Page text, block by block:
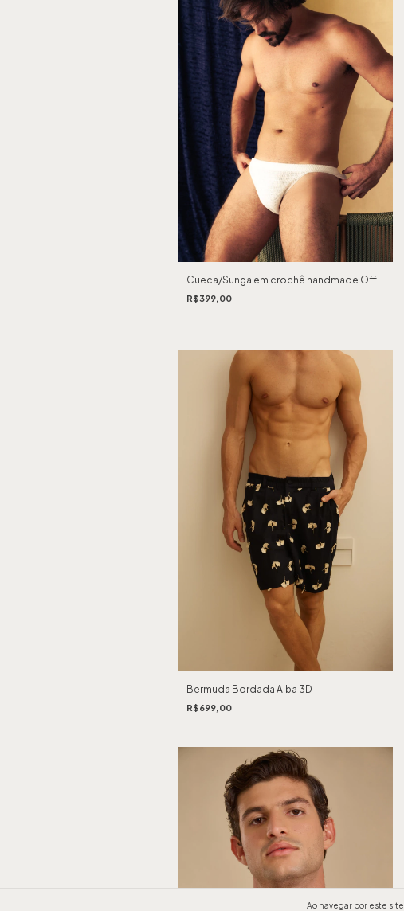
Ao navegar por este site
Cueca/Sunga em crochê handmade Off
R$399,00
Bermuda Bordada Alba 3D
R$699,00